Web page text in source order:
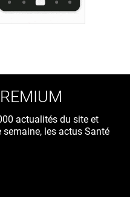
actualités du site et
les actus Santé